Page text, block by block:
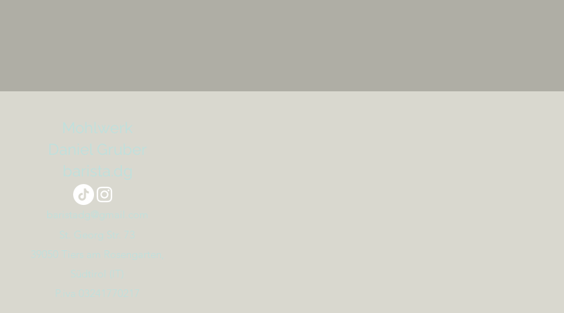
Mohlwerk
Daniel Gruber
barista.dg
baristadg@gmail.com
St. Georg Str. 73
39050 Tiers am Rosengarten,
Südtirol (IT)
P.iva 03241770217